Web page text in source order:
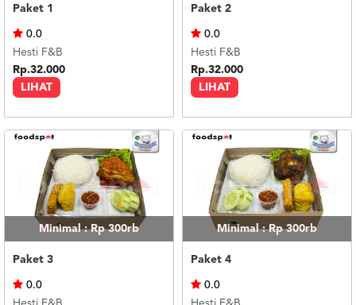
ABOUT
BLOG
TERMS
CENTER
LOGIN
DAFTAR
Paket 1
LIHAT
0.0
Hesti F&B
Rp.32.000
Paket 2
LIHAT
0.0
Hesti F&B
Rp.32.000
Minimal : Rp 300rb
Paket 3
0.0
Minimal : Rp 300rb
Paket 4
0.0